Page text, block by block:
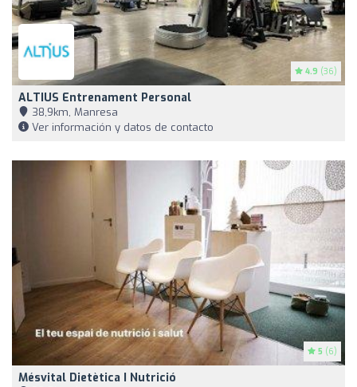
4.9 (36)
ALTIUS Entrenament Personal
38,9km, Manresa
Ver información y datos de contacto
5 (6)
Mésvital Dietètica I Nutrició